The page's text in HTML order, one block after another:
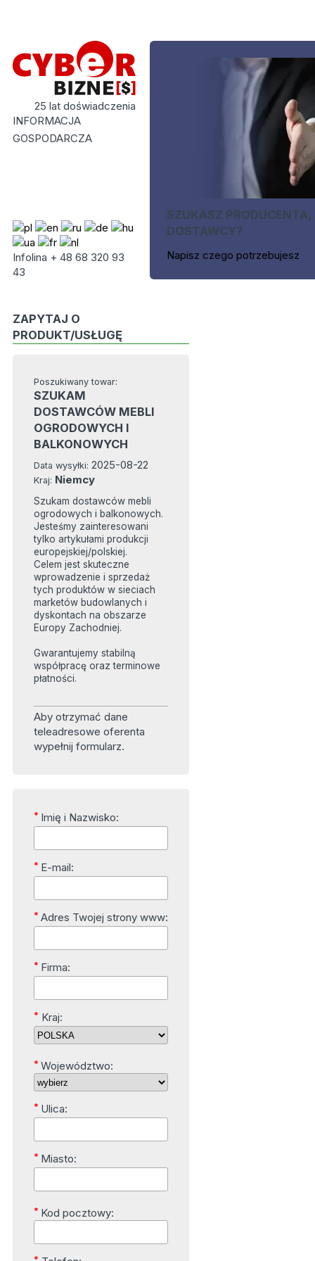
25 lat doświadczenia
INFORMACJA
GOSPODARCZA
Infolina + 48 68 320 93
43
SZUKASZ PRODUCENTA,
DOSTAWCY?
Napisz czego potrzebujesz
ZAPYTAJ O
PRODUKT/USŁUGĘ
Poszukiwany towar:
SZUKAM
DOSTAWCÓW MEBLI
OGRODOWYCH I
BALKONOWYCH
Data wysyłki: 2025-08-22
Kraj: Niemcy
Szukam dostawców mebli
ogrodowych i balkonowych.
Jesteśmy zainteresowani
tylko artykułami produkcji
europejskiej/polskiej.
Celem jest skuteczne
wprowadzenie i sprzedaż
tych produktów w sieciach
marketów budowlanych i
dyskontach na obszarze
Europy Zachodniej.
Gwarantujemy stabilną
współpracę oraz terminowe
płatności.
Aby otrzymać dane
teleadresowe oferenta
wypełnij formularz.
* Imię i Nazwisko:
* E-mail:
* Adres Twojej strony www:
* Firma:
* Kraj:
* Województwo:
* Ulica:
* Miasto:
* Kod pocztowy: